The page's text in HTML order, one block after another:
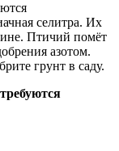
селитра. Их
Птичий помёт
азотом.
грунт в саду.